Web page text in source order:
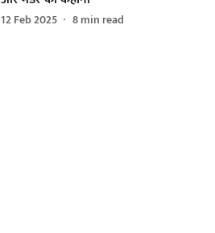
12 Feb 2025 8min read